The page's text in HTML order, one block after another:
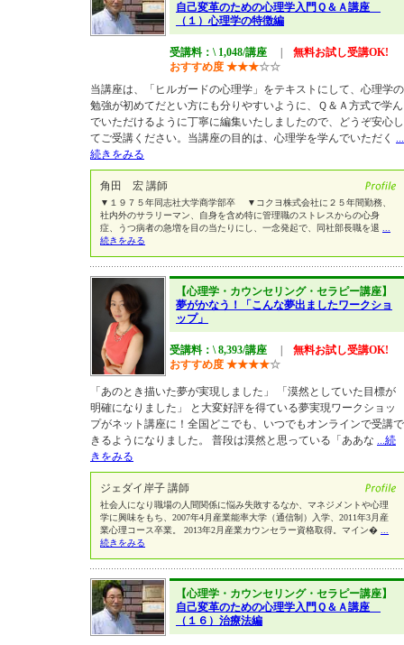
自己変革のための心理学入門Ｑ＆Ａ講座
（１）心理学の特徴編
受講料：\ 1,048/講座
無料お試し受講OK!
おすすめ度 ★★★☆☆
当講座は、「ヒルガードの心理学」をテキストにして、心理学の
勉強が初めてだとい方にも分りやすいように、Ｑ＆Ａ方式で学ん
でいただけるように丁寧に編集いたしましたので、どうぞ安心し
てご受講ください。当講座の目的は、心理学を学んでいただく ...
続きをみる
角田 宏 講師
▼１９７５年同志社大学商学部卒 ▼コクヨ株式会社に２５年間勤務、
社内外のサラリーマン、自身を含め特に管理職のストレスからの心身
症、うつ病者の急増を目の当たりにし、一念発起で、同社部長職を退
続きをみる
【心理学・カウンセリング・セラピー講座】
夢がかなう！「こんな夢出ましたワークショ
ップ」
受講料：\ 8,393/講座
無料お試し受講OK!
おすすめ度 ★★★★☆
「あのとき描いた夢が実現しました」 「漠然としていた目標が
明確になりました」 と大変好評を得ている夢実現ワークショッ
プがネット講座に！全国どこでも、いつでもオンラインで受講で
きるようになりました。 普段は漠然と思っている「ああな ...続
きをみる
ジェダイ岸子 講師
社会人になり職場の人間関係に悩み失敗するなか、マネジメントや心理
学に興味をもち、2007年4月産業能率大学（通信制）入学、2011年3月産
業心理コース卒業。 2013年2月産業カウンセラー資格取得。マイン�
続きをみる
【心理学・カウンセリング・セラピー講座】
自己変革のための心理学入門Ｑ＆Ａ講座
（１６）治療法編